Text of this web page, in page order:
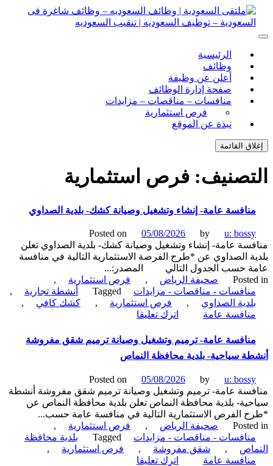
– توظيف السعوديه | تنقيب السعوديه
السعوديه | تنقيب السعوديه
الرئيسية
وظائف
أعلن عن وظيفة
صفحة إدارة الوظائف
منافسات – مناقصات – مزايدات
فرص استثمارية
نبذة عن الموقع
القائمة
فرص استثمارية
عامة- إنشاء وتشغيل وصيانة كشك- بلدية الصداوي
Posted on 05/08/2026 by
u:
عامة- إنشاء وتشغيل وصيانة كشك- بلدية الصداوي تعلن
الصداوي عن *طرح الفرصة الاستثمارية التالية في منافسة
حسب الجدول التالي المصدر:...
صحيفة الرياض , فرص استثمارية
,
- مناقصات - مزايدات
Tagged أنشطة تجارية
,
الصداوي
, فرص استثمارية , كشك كافي
,
عامة
اترك تعليقاon
عامة-
إنشاء
وتشغيل
كشك-
بلدية
الصداوي
عامة- ترميم وتشغيل وصيانة ترميم شقق مفروشة
سياحية- بلدية محافظة النماص
Posted on 05/08/2026 by
u:
عامة- ترميم وتشغيل وصيانة ترميم شقق مفروشة أنشطة
بلدية محافظة النماص تعلن بلدية محافظة النماص عن
الفرص الاستثمارية التالية في منافسة عامة حسب...
صحيفة الرياض , فرص استثمارية
,
- مناقصات - مزايدات
Tagged
بلدية محافظة
, شقق مفروشة , فرص استثمارية
,
عامة
اترك تعليقاon